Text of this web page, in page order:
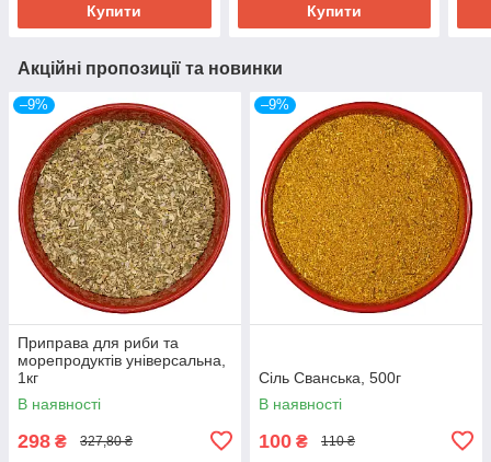
Купити Купити
Акційні пропозиції та новинки
–9%
Приправа для риби та
морепродуктів універсальна,
1кг
В наявності
298 ₴ 327,80 ₴
–9%
Сіль Сванська, 500г
В наявності
100 ₴ 110 ₴